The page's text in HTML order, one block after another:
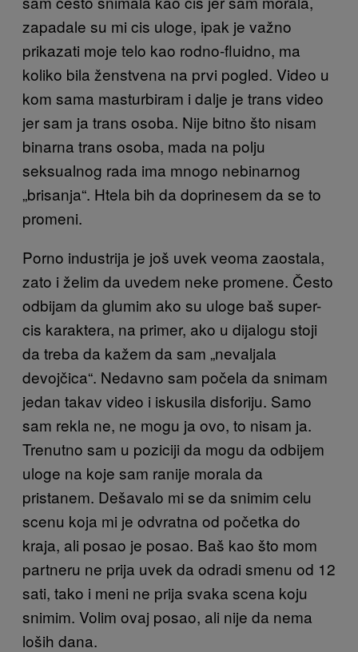
zapadale su mi cis uloge, ipak je važno
prikazati moje telo kao rodno-fluidno, ma
koliko bila ženstvena na prvi pogled. Video u
kom sama masturbiram i dalje je trans video
jer sam ja trans osoba. Nije bitno što nisam
binarna trans osoba, mada na polju
seksualnog rada ima mnogo nebinarnog
„brisanja“. Htela bih da doprinesem da se to
promeni.
Porno industrija je još uvek veoma zaostala,
zato i želim da uvedem neke promene. Često
odbijam da glumim ako su uloge baš super-
cis karaktera, na primer, ako u dijalogu stoji
da treba da kažem da sam „nevaljala
devojčica“. Nedavno sam počela da snimam
jedan takav video i iskusila disforiju. Samo
sam rekla ne, ne mogu ja ovo, to nisam ja.
Trenutno sam u poziciji da mogu da odbijem
uloge na koje sam ranije morala da
pristanem. Dešavalo mi se da snimim celu
scenu koja mi je odvratna od početka do
kraja, ali posao je posao. Baš kao što mom
partneru ne prija uvek da odradi smenu od 12
sati, tako i meni ne prija svaka scena koju
snimim. Volim ovaj posao, ali nije da nema
loših dana.